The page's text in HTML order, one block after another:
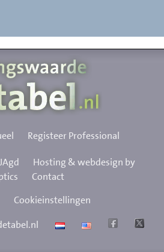
Registeer Professional
Hosting & webdesign by
Contact
Cookieinstellingen